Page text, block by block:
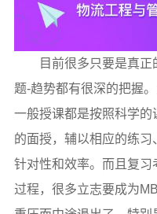
目前很多只要是真
题-趋势都有很深的把握
一般授课都是按照科学
的面授，辅以相应的练
针对性和效率。而且复
过程，很多立志要成为